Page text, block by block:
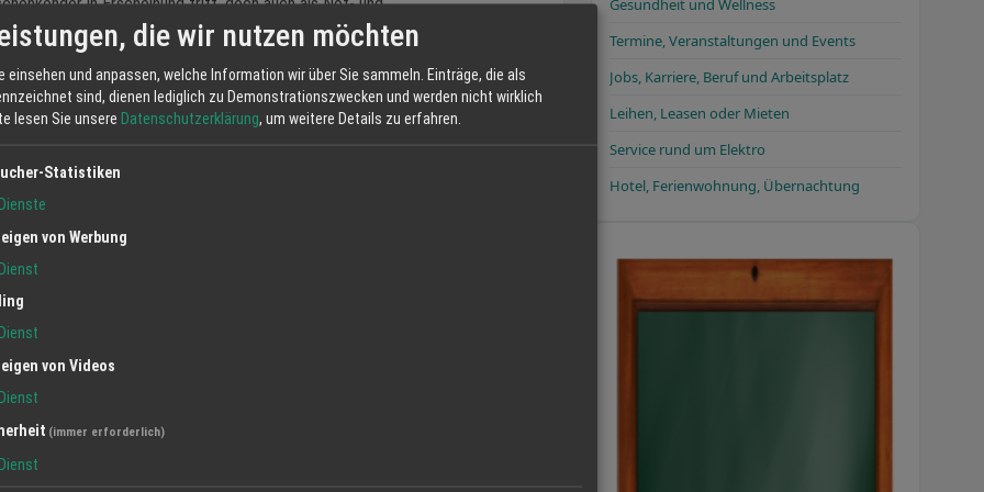
ist das Klauskirchl bis heute eine Oase der Herzensruhe.
Autorin Brigitte Gutmann eine inspirierende Seelenreise mit
Mit glasfensterähnlichen Gemälden des Sasbacher
Zither-Musik.
Juli 2026, 18:00 Uhr
(Autorenlesung), Elke Kraus (Zither)
für die Renovierung der Kapelle
Gesundheit und Wellness
Termine, Veranstaltungen und Events
Jobs, Karriere, Beruf und Arbeitsplatz
Leihen, Leasen oder Mieten
Service rund um Elektro
Hotel, Ferienwohnung, Übernachtung
die wir nutzen möchten
einsehen und anpassen, welche Information wir über Sie sammeln. Einträge, die als
sind, dienen lediglich zu Demonstrationszwecken und werden nicht wirklich
lesen Sie unsere Datenschutzerklärung, um weitere Details zu erfahren.
Statistiken
von Werbung
von Videos
(immer erforderlich)